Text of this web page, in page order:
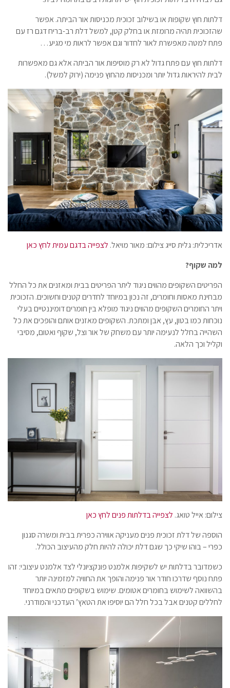
דלתות חוץ שקופות או בשילוב זכוכית מכניסות אור הביתה. אפשר
שהזכוכית תהיה מרומזת או בחלק קטן, למשל דלת רב-בריח דגם רז עם
פתח למטה מאפשרת לאור לחדור וגם אפשר לראות מי מגיע…
דלתות חוץ עם פתח גדול לא רק מוסיפות אור הביתה אלא גם מאפשרות
לבית להיראות גדול יותר ומכניסות מהחוץ פנימה (ירוק למשל).
אדריכלית: גלית סייג צילום: מאור מויאל. לצפייה בדגם עמית לחץ כאן
למה שקוף?
הפריטים השקופים מהווים ניגוד ליתר הפריטים בבית ומאזנים את כל החלל
מבחינת מאסות וחומרים, זה נכון במיוחד לחדרים קטנים וחשוכים. הזכוכית
ויתר החומרים השקופים מהווים ניגוד מופלא בין חומרים דומיננטיים בעלי
נוכחות כמו בטון, עץ, אבן ומתכת. השקופים מאזנים אותם והופכים את כל
השהייה בחלל לנעימה יותר עם משחק של אור וצל, שקוף ואטום, מסיבי
וקליל וכך הלאה.
צילום: אייל טואג. לצפייה בדלתות פנים לחץ כאן
הוספה של דלת זכוכית פנים מעניקה אווירה כפרית בבית ומשרה סגנון
כפרי – בוהו שיקי כך שגם דלת יכולה להיות חלק מהעיצוב הכולל.
כשמדובר בדלתות יש לשקיפות אלמנט פונקציונלי לצד אלמנט עיצובי: זהו
פתח נוסף שדרכו חודר אור פנימה והופך את החוויה למזמינה יותר
בהשוואה לשימוש בחומרים אטומים. שימוש בשקופים מתאים במיוחד
לחללים קטנים אבל בכל חלל הם יוסיפו את הטאץ’ העדכני והמודרני.